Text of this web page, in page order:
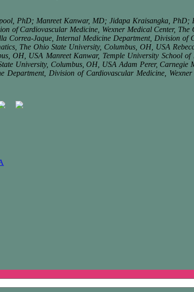
PhD; Manreet Kanwar, MD; Jidapa Kraisangka, PhD;
Cardiovascular Medicine, Wexner Medical Center, The
Jaque, Internal Medicine Department, Division of
The Ohio State University, Columbus, OH, USA
OH, USA Manreet Kanwar, Temple University School
University, Columbus, OH, USA Adam Perer, Carnegie
Division of Cardiovascular Medicine,